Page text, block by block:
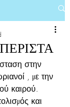
στην
, με την
καιρού.
και